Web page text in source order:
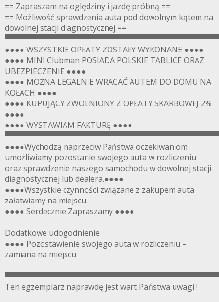
== Zapraszam na oględziny i jazdę próbną ==
== Możliwość sprawdzenia auta pod dowolnym kątem na
dowolnej stacji diagnostycznej ==
●●●● WSZYSTKIE OPŁATY ZOSTAŁY WYKONANE ●●●●
●●●● MINI Clubman POSIADA POLSKIE TABLICE ORAZ
UBEZPIECZENIE ●●●●
●●●● MOŻNA LEGALNIE WRACAĆ AUTEM DO DOMU NA
KOŁACH ●●●●
●●●● KUPUJĄCY ZWOLNIONY Z OPŁATY SKARBOWEJ 2%
●●●●
●●●● WYSTAWIAM FAKTURĘ ●●●●
●●●●Wychodzą naprzeciw Państwa oczekiwaniom
umożliwiamy pozostanie swojego auta w rozliczeniu
oraz sprawdzenie naszego samochodu w dowolnej stacji
diagnostycznej lub dealera.●●●●
●●●●Wszystkie czynności związane z zakupem auta
załatwiamy na miejscu.
●●●● Serdecznie Zapraszamy ●●●●
Dodatkowe udogodnienie
●●●● Pozostawienie swojego auta w rozliczeniu –
zamiana na miejscu
Ten egzemplarz naprawdę jest wart Państwa uwagi !